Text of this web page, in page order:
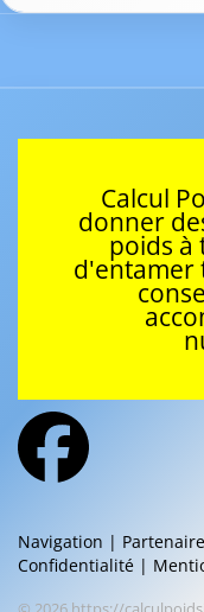
Calcul
donner
poids à
d'entamer
Navigation |
Confidentialité |